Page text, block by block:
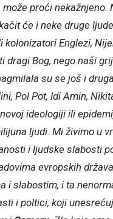
može proći
će i neke druge
kolonizatori Englezi,
dragi Bog, nego naši
su se još i
Pol Pot, Idi Amin,
ideologiji ili
ljudi. Mi živimo u
i ljudske slabosti
evropskih
i slabostim, i ta
i poltici, koji